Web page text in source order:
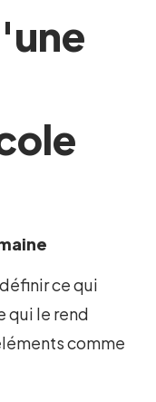
ce qui
qui le rend
comme